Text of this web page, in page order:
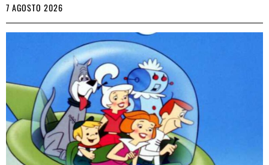
7 AGOSTO 2026